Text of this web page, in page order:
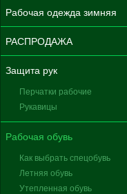
Рабочая одежда зимняя
РАСПРОДАЖА
Защита рук
Перчатки рабочие
Рукавицы
Рабочая обувь
Как выбрать спецобувь
Летняя обувь
Утепленная обувь